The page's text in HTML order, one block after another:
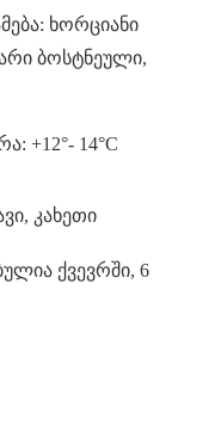
ხორციანი
ბოსტნეული,
+12°- 14°C
კახეთი
ქვევრში, 6